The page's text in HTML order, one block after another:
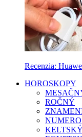
Recenzia:
HOROSKOPY
ROČNÝ
KELTSKÝ